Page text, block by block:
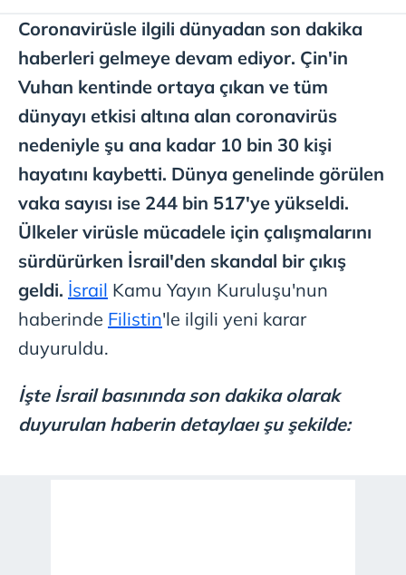
Coronavirüsle ilgili dünyadan son dakika
haberleri gelmeye devam ediyor. Çin'in
Vuhan kentinde ortaya çıkan ve tüm
dünyayı etkisi altına alan coronavirüs
nedeniyle şu ana kadar 10 bin 30 kişi
hayatını kaybetti. Dünya genelinde görülen
vaka sayısı ise 244 bin 517'ye yükseldi.
Ülkeler virüsle mücadele için çalışmalarını
sürdürürken İsrail'den skandal bir çıkış
geldi. İsrail Kamu Yayın Kuruluşu'nun
haberinde Filistin'le ilgili yeni karar
duyuruldu.
İşte İsrail basınında son dakika olarak
duyurulan haberin detaylaeı şu şekilde: